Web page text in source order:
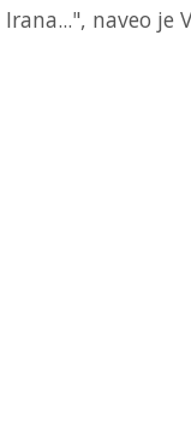
Irana...", naveo je